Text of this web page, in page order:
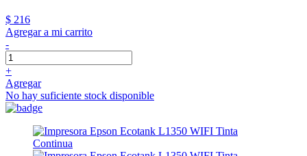
$ 216
Agregar a mi carrito
-
+
Agregar
No hay suficiente stock disponible